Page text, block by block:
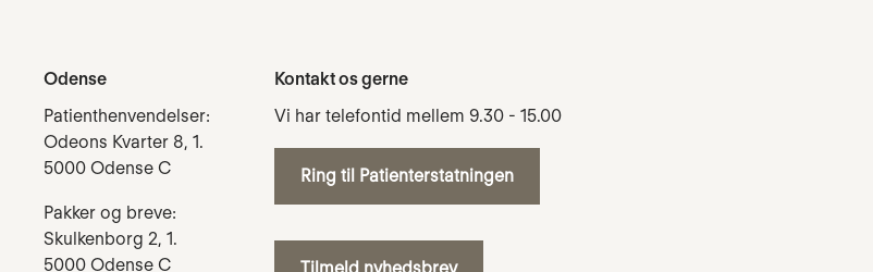
Odense
Patienthenvendelser:
Odeons Kvarter 8, 1.
5000 Odense C
Pakker og breve:
Skulkenborg 2, 1.
5000 Odense C
Kontakt os gerne
Vi har telefontid mellem 9.30 - 15.00
Ring til Patienterstatningen